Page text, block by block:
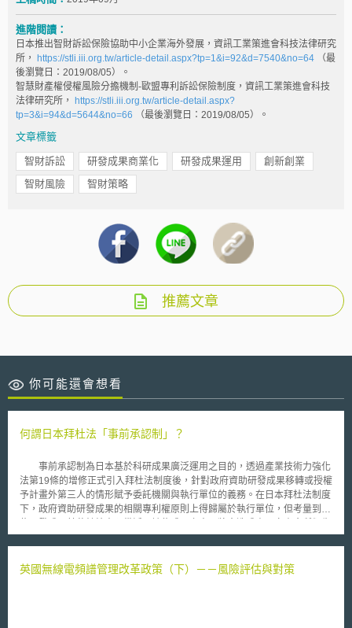
進階閱讀：
日本推出智財訴訟保險協助中小企業海外發展，資訊工業策進會科技法律研究
所，
https://stli.iii.org.tw/article-detail.aspx?tp=1&i=92&d=7540&no=64 （最
後瀏覽日：2019/08/05）。
智慧財產權侵權風險分擔機制-歐盟專利訴訟保險制度，資訊工業策進會科技
法律研究所，
https://stli.iii.org.tw/article-detail.aspx?
tp=3&i=94&d=5644&no=66 （最後瀏覽日：2019/08/05）。
文章標籤
智財訴訟 研發成果商業化 研發成果運用
創新創業
智財風險
智財策略
推薦文章
你可能還會想看
何謂日本拜杜法「事前承認制」？
事前承認制為日本基於科研成果廣泛運用之目的，透過產業技術力強化
法第19條的增修正式引入拜杜法制度後，針對政府資助研發成果移轉或授權
予計畫外第三人的情形賦予委託機關與執行單位的義務。在日本拜杜法制度
下，政府資助研發成果的相關專利權原則上得歸屬於執行單位，但考量到這
的科研成果難以被運用，從而無法達成促進成果運用的法目的，因此在該法
行單位之政府資助研發成果所涉及專利權給第三人，或將使用該些專利權的
英國無線電頻譜管理改革政策（下）－－風險評估與對策